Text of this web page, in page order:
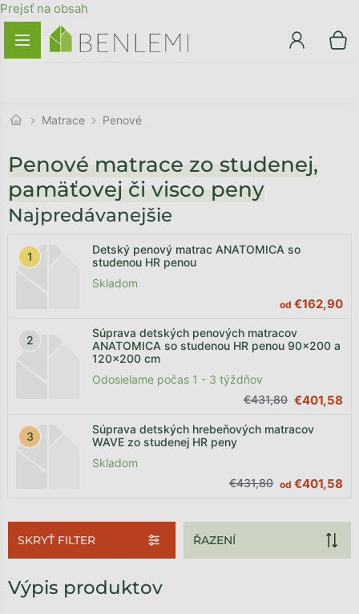
Prejsť na obsah
Matrace Penové
Penové matrace zo studenej,
pamäťovej či visco peny
Najpredávanejšie
Detský penový matrac ANATOMICA so
studenou HR penou
Skladom
od €162,90
Súprava detských penových matracov
ANATOMICA so studenou HR penou 90x200 a
120x200 cm
Odosielame počas 1 - 3 týždňov
€431,80 €401,58
Súprava detských hrebeňových matracov
WAVE zo studenej HR peny
Skladom
€431,80 od €401,58
SKRYŤ FILTER
Výpis produktov
SPÄŤ DO OBCHODU